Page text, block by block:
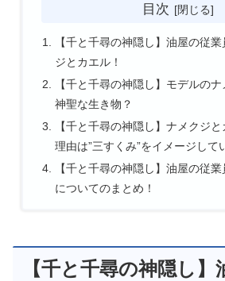
目次
【千と千尋の神隠し】油屋の従
ジとカエル！
【千と千尋の神隠し】モデルの
神聖な生き物？
【千と千尋の神隠し】ナメクジ
理由は”三すくみ”をイメージして
【千と千尋の神隠し】油屋の従
についてのまとめ！
【千と千尋の神隠し】